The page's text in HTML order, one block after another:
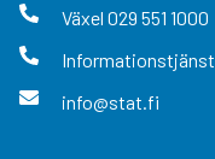
Växel 029 551 1000
Informationstjänst
info@stat.fi